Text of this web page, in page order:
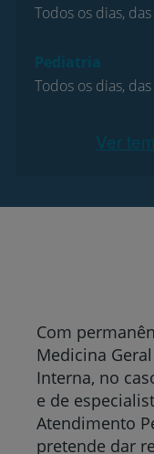
Todos os dias,
Pediatria
Todos os dias,
Ver
Com
Medicina
Interna, no
e de
Atendimento
pretende dar